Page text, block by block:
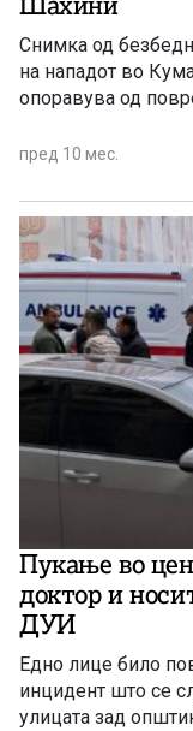
Снимка од
на нападот во
опоравува од
пред 10 мес.
Пукање во
доктор и
ДУИ
Едно лице било
инцидент што се
улицата зад